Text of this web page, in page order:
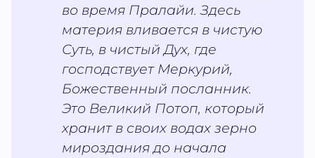
во время Пралайи. Здесь
материя вливается в чистую
Суть, в чистый Дух, где
господствует Меркурий,
Божественный посланник.
Это Великий Потоп, который
хранит в своих водах зерно
мироздания до начала